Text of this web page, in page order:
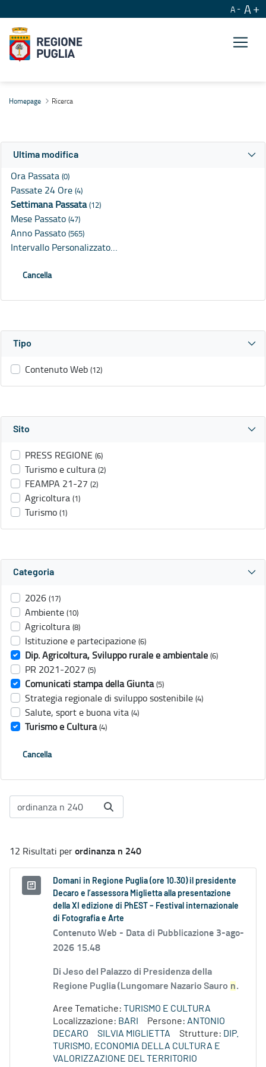
A A
Homepage Ricerca
Ultima modifica
Ora Passata (0)
Passate 24 Ore (4)
Settimana Passata(12)
Mese Passato (47)
Anno Passato (565)
Intervallo Personalizzato…
Cancella
Tipo
Contenuto Web (12)
Sito
PRESS REGIONE (6)
Turismo e cultura (2)
FEAMPA 21-27 (2)
Agricoltura (1)
Turismo (1)
Categoria
2026 (17)
Ambiente (10)
Agricoltura (8)
Istituzione e partecipazione (6)
Dip. Agricoltura, Sviluppo rurale e ambientale (6)
PR 2021-2027 (5)
Comunicati stampa della Giunta (5)
Strategia regionale di sviluppo sostenibile (4)
Salute, sport e buona vita (4)
Turismo e Cultura (4)
Cancella
12 Risultati perordinanza n 240
Domani in Regione Puglia (ore 10.30) il presidente
Decaro e l’assessora Miglietta alla presentazione
della XI edizione di PhEST – Festival internazionale
di Fotografia e Arte
Contenuto Web - Data di Pubblicazione 3-ago-
2026 15.48
Di Jeso del Palazzo di Presidenza della
Regione Puglia (Lungomare Nazario Sauro n.
Aree Tematiche: TURISMO E CULTURA
Localizzazione: BARI Persone: ANTONIO
DECARO
SILVIA MIGLIETTA Strutture: DIP.
TURISMO, ECONOMIA DELLA CULTURA E
VALORIZZAZIONE DEL TERRITORIO